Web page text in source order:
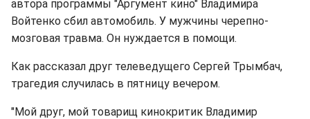
автора программы "Аргумент кино" Владимира
Войтенко сбил автомобиль. У мужчины черепно-
мозговая травма. Он нуждается в помощи.
Как рассказал друг телеведущего Сергей Трымбач,
трагедия случилась в пятницу вечером.
"Мой друг, мой товарищ кинокритик Владимир